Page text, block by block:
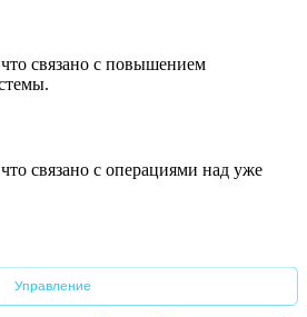
связано с повышением
связано с операциями над уже
Управление